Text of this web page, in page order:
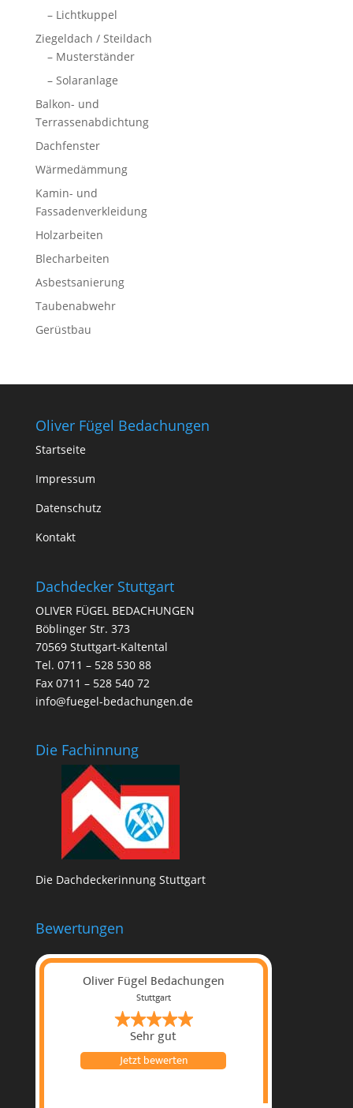
– Lichtkuppel
Ziegeldach / Steildach
– Musterständer
– Solaranlage
Balkon- und
Terrassenabdichtung
Dachfenster
Wärmedämmung
Kamin- und
Fassadenverkleidung
Holzarbeiten
Blecharbeiten
Asbestsanierung
Taubenabwehr
Gerüstbau
Oliver Fügel Bedachungen
Startseite
Impressum
Datenschutz
Kontakt
Dachdecker Stuttgart
OLIVER FÜGEL BEDACHUNGEN
Böblinger Str. 373
70569 Stuttgart-Kaltental
Tel. 0711 – 528 530 88
Fax 0711 – 528 540 72
info@fuegel-bedachungen.de
Die Fachinnung
Die Dachdeckerinnung Stuttgart
Bewertungen
Oliver Fügel Bedachungen
Stuttgart
Sehr gut
Jetzt bewerten